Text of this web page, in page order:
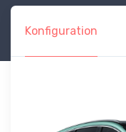
Konfiguration